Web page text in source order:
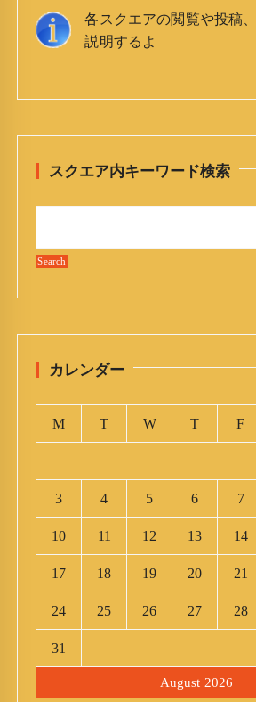
各スクエアの閲覧や投稿
説明するよ
スクエア内キーワード検索
カレンダー
August 2026
M T W T F
3 4 5 6 7
10 11 12 13 14
17 18 19 20 21
24 25 26 27 28
31